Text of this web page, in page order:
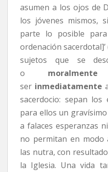
asumen a los ojos de
los jóvenes mismos,
parte lo posible
ordenación sacerdotal]’
sujetos que se
o
ser inmediatamente
sacerdocio: sepan los
para ellos un
a falaces esperanzas
no permitan en modo
las nutra, con
la Iglesia. Una vida